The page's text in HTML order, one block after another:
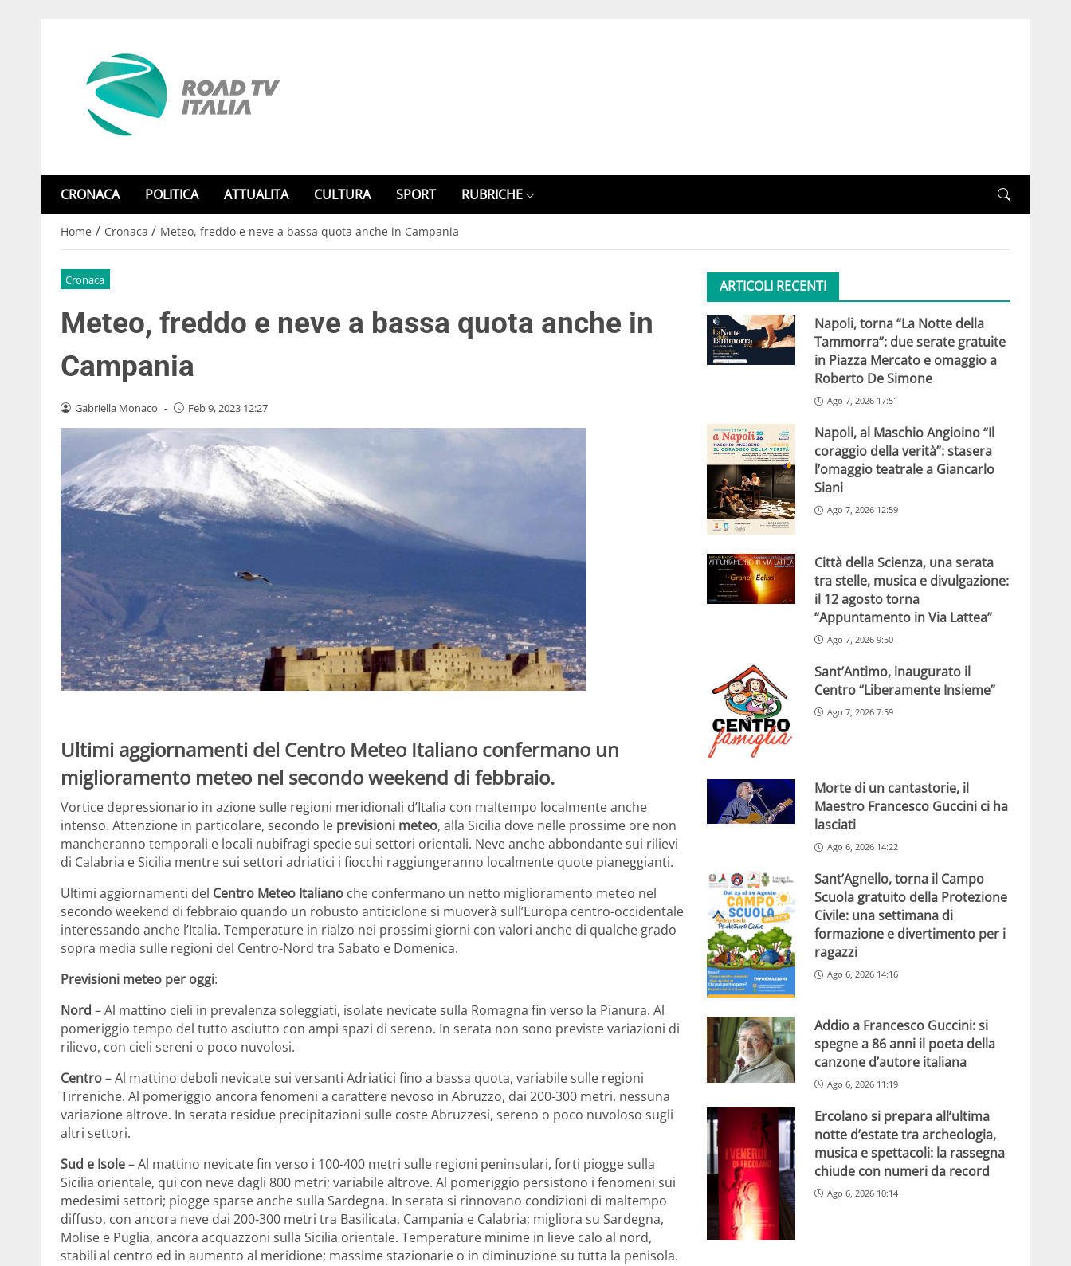
CRONACA POLITICA ATTUALITA CULTURA SPORT RUBRICHE
Home / Cronaca / Meteo, freddo e neve a bassa quota anche in Campania
Cronaca
Meteo, freddo e neve a bassa quota anche in
Campania
Gabriella Monaco - Feb 9, 2023 12:27
Ultimi aggiornamenti del Centro Meteo Italiano confermano un
miglioramento meteo nel secondo weekend di febbraio.
Vortice depressionario in azione sulle regioni meridionali d’Italia con maltempo localmente anche
intenso. Attenzione in particolare, secondo le previsioni meteo, alla Sicilia dove nelle prossime ore non
mancheranno temporali e locali nubifragi specie sui settori orientali. Neve anche abbondante sui rilievi
di Calabria e Sicilia mentre sui settori adriatici i fiocchi raggiungeranno localmente quote pianeggianti.
Ultimi aggiornamenti del Centro Meteo Italiano che confermano un netto miglioramento meteo nel
secondo weekend di febbraio quando un robusto anticiclone si muoverà sull’Europa centro-occidentale
interessando anche l’Italia. Temperature in rialzo nei prossimi giorni con valori anche di qualche grado
sopra media sulle regioni del Centro-Nord tra Sabato e Domenica.
Previsioni meteo per oggi:
Nord – Al mattino cieli in prevalenza soleggiati, isolate nevicate sulla Romagna fin verso la Pianura. Al
pomeriggio tempo del tutto asciutto con ampi spazi di sereno. In serata non sono previste variazioni di
rilievo, con cieli sereni o poco nuvolosi.
Centro– Al mattino deboli nevicate sui versanti Adriatici fino a bassa quota, variabile sulle regioni
Tirreniche. Al pomeriggio ancora fenomeni a carattere nevoso in Abruzzo, dai 200-300 metri, nessuna
variazione altrove. In serata residue precipitazioni sulle coste Abruzzesi, sereno o poco nuvoloso sugli
altri settori.
Sud e Isole– Al mattino nevicate fin verso i 100-400 metri sulle regioni peninsulari, forti piogge sulla
Sicilia orientale, qui con neve dagli 800 metri; variabile altrove. Al pomeriggio persistono i fenomeni sui
medesimi settori; piogge sparse anche sulla Sardegna. In serata si rinnovano condizioni di maltempo
diffuso, con ancora neve dai 200-300 metri tra Basilicata, Campania e Calabria; migliora su Sardegna,
Molise e Puglia, ancora acquazzoni sulla Sicilia orientale. Temperature minime in lieve calo al nord,
stabili al centro ed in aumento al meridione; massime stazionarie o in diminuzione su tutta la penisola.
ARTICOLI RECENTI
Napoli, torna “La Notte della
Tammorra”: due serate gratuite
in Piazza Mercato e omaggio a
Roberto De Simone
Ago 7, 2026 17:51
Napoli, al Maschio Angioino “Il
coraggio della verità”: stasera
l’omaggio teatrale a Giancarlo
Siani
Ago 7, 2026 12:59
Città della Scienza, una serata
tra stelle, musica e divulgazione:
il 12 agosto torna
“Appuntamento in Via Lattea”
Ago 7, 2026 9:50
Sant’Antimo, inaugurato il
Centro “Liberamente Insieme”
Ago 7, 2026 7:59
Morte di un cantastorie, il
Maestro Francesco Guccini ci ha
lasciati
Ago 6, 2026 14:22
Sant’Agnello, torna il Campo
Scuola gratuito della Protezione
Civile: una settimana di
formazione e divertimento per i
ragazzi
Ago 6, 2026 14:16
Addio a Francesco Guccini: si
spegne a 86 anni il poeta della
canzone d’autore italiana
Ago 6, 2026 11:19
Ercolano si prepara all’ultima
notte d’estate tra archeologia,
musica e spettacoli: la rassegna
chiude con numeri da record
Ago 6, 2026 10:14